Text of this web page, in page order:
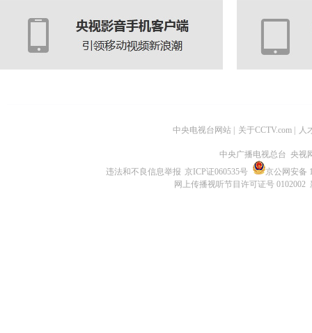
中央电视台网站 关于CCTV.com 人
中央广播电视总台 央视
违法和不良信息举报 京ICP证060535号
京公网安备
网上传播视听节目许可证号 0102002